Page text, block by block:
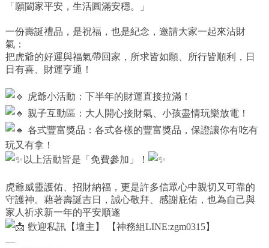
「願闔家平安，生活圓滿安穩。」
一份壽誕禮品，是祝福，也是紀念，邀請大家一起來沾財
氣：
把虎爺的好運與福氣帶回家，所求皆如願、所行皆順利，日
日有喜、財運亨通！
虎爺小活動：下半年的財運直接拉滿！
親子互動區：大人開心接財氣、小孩盡情玩樂放電！
各式豐富獎品：各式各樣的豐富獎品，保證讓你有吃有
玩又有拿！
以上活動皆是「免費參加」！
虎爺威靈護佑、招財納福，更是許多信眾心中親切又可靠的
守護神。藉著壽誕吉日，誠心敬拜、感謝庇佑，也為自己與
家人祈求新一年的平安順遂
歡迎私訊【壇主】 【神務組LINE:zgm0315】
—